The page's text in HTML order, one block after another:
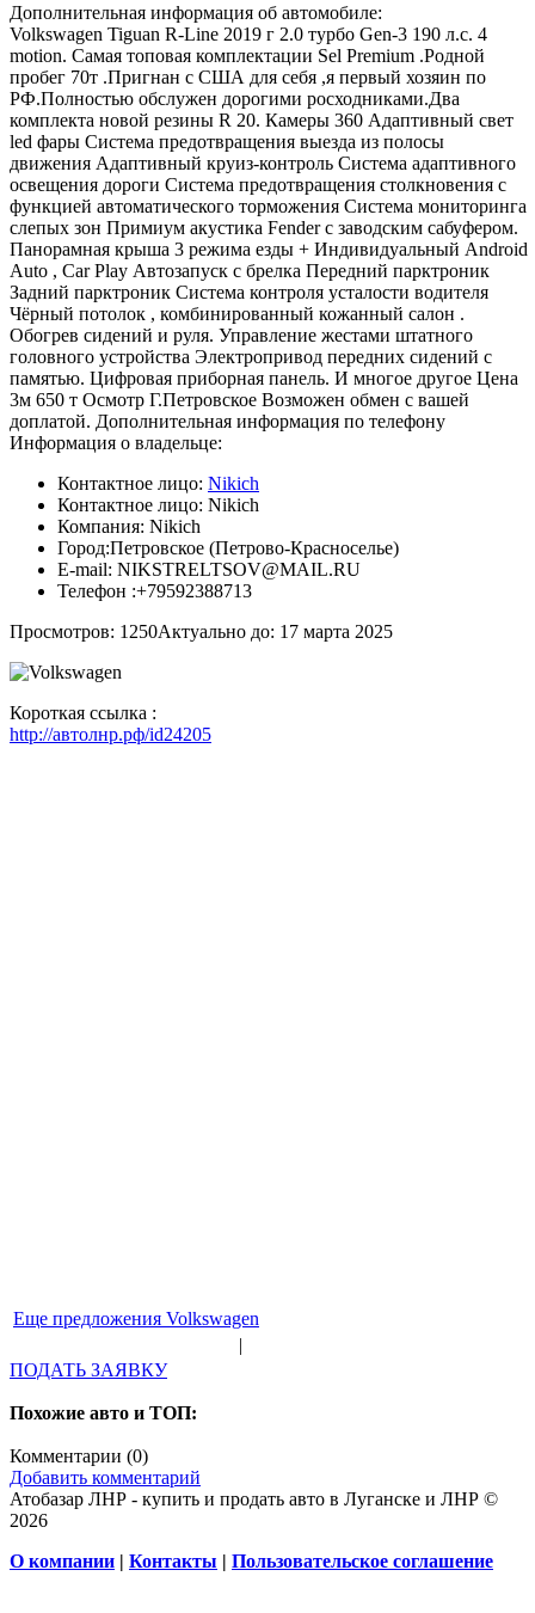
Дополнительная информация об автомобиле:
Volkswagen Tiguan R-Line 2019 г 2.0 турбо Gen-3 190 л.с. 4
motion. Самая топовая комплектации Sel Premium .Родной
пробег 70т .Пригнан с США для себя ,я первый хозяин по
РФ.Полностью обслужен дорогими росходниками.Два
комплекта новой резины R 20. Камеры 360 Адаптивный свет
led фары Система предотвращения выезда из полосы
движения Адаптивный круиз-контроль Система адаптивного
освещения дороги Система предотвращения столкновения с
функцией автоматического торможения Система мониторинга
слепых зон Примиум акустика Fender с заводским сабуфером.
Панорамная крыша 3 режима езды + Индивидуальный Android
Auto , Car Play Автозапуск с брелка Передний парктроник
Задний парктроник Система контроля усталости водителя
Чёрный потолок , комбинированный кожанный салон .
Обогрев сидений и руля. Управление жестами штатного
головного устройства Электропривод передних сидений с
памятью. Цифровая приборная панель. И многое другое Цена
3м 650 т Осмотр Г.Петровское Возможен обмен с вашей
доплатой. Дополнительная информация по телефону
Информация о владельце:
Контактное лицо: Nikich
Контактное лицо: Nikich
Компания: Nikich
Город:Петровское (Петрово-Красноселье)
E-mail: NIKSTRELTSOV@MAIL.RU
Телефон :+79592388713
Просмотров: 1250Актуально до: 17 марта 2025
Короткая ссылка :
http://автолнр.рф/id24205
Еще предложения Volkswagen
|
ПОДАТЬ ЗАЯВКУ
Похожие авто и ТОП:
Комментарии (0)
Добавить комментарий
Атобазар ЛНР - купить и продать авто в Луганске и ЛНР ©
2026
О компании | Контакты | Пользовательское соглашение